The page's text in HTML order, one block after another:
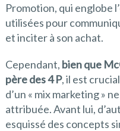
Promotion, qui englobe
utilisées pour
et inciter à son achat.
Cependant, bien que
père des 4 P, il est
d’un « mix marketing »
attribuée. Avant lui,
esquissé des concepts